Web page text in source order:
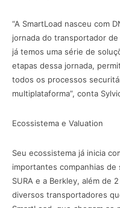
“A SmartLoad nasceu com
jornada do transportador
já temos uma série de
etapas dessa jornada,
todos os processos
multiplataforma”, conta
Ecossistema e Valuation
Seu ecossistema já inicia
importantes companhias de
SURA e a Berkley, além de
diversos transportadores